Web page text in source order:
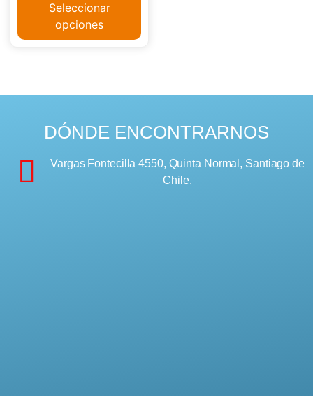
Seleccionar
opciones
DÓNDE ENCONTRARNOS
Vargas Fontecilla 4550, Quinta Normal, Santiago de
Chile.